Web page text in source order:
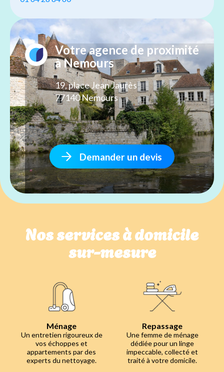
Votre agence de proximité
à Nemours
19, place Jean Jaurès
77140 Nemours
Demander un devis
Nos services à domicile
sur-mesure
Ménage
Un entretien rigoureux de
vos échoppes et
appartements par des
experts du nettoyage.
Repassage
Une femme de ménage
dédiée pour un linge
impeccable, collecté et
traité à votre domicile.